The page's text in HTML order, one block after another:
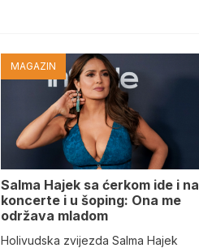
MAGAZIN
Salma Hajek sa ćerkom ide i na
koncerte i u šoping: Ona me
održava mladom
Holivudska zvijezda Salma Hajek